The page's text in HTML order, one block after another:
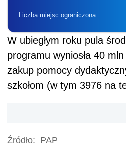
Liczba miejsc ograniczona
W ubiegłym roku pula
programu wyniosła 40
zakup pomocy
szkołom (w tym 3976 na
Źródło: PAP